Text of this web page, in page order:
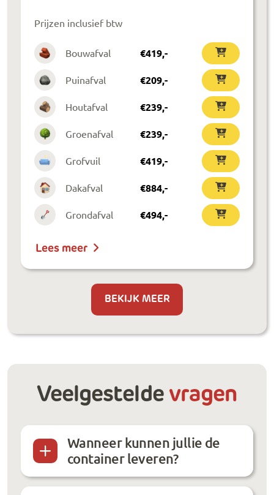
Prijzen inclusief btw
Bouwafval €419,-
Puinafval €209,-
Houtafval €239,-
Groenafval €239,-
Grofvuil €419,-
Dakafval €884,-
Grondafval €494,-
Lees meer
BEKIJK MEER
Veelgestelde vragen
Wanneer kunnen jullie de
container leveren?